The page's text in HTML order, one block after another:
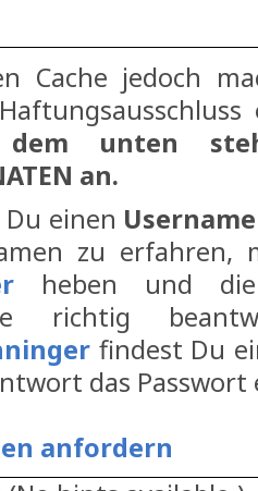
Cache jedoch
unten
an.
einen
zu erfahren,
heben und
richtig
findest Du
das Passwort
anfordern